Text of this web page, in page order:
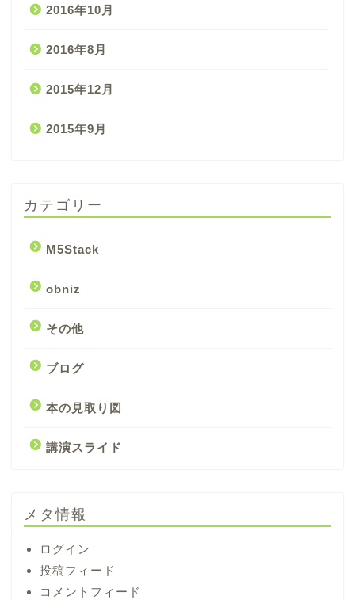
2016年10月
2016年8月
2015年12月
2015年9月
カテゴリー
M5Stack
obniz
その他
ブログ
本の見取り図
講演スライド
メタ情報
ログイン
投稿フィード
コメントフィード